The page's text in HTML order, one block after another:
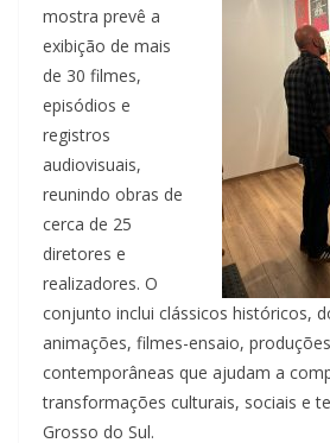
mostra prevê a
exibição de mais
de 30 filmes,
episódios e
registros
audiovisuais,
reunindo obras de
cerca de 25
diretores e
realizadores. O
conjunto inclui clássicos históricos,
animações, filmes-ensaio,
contemporâneas que ajudam a
transformações culturais, sociais e
Grosso do Sul.